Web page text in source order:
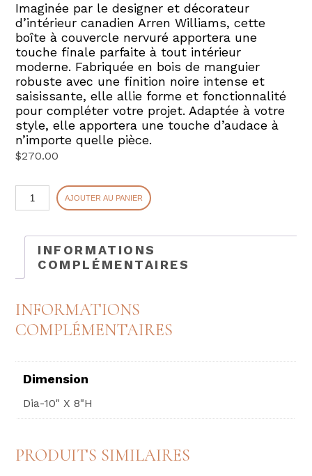
Imaginée par le designer et décorateur
d’intérieur canadien Arren Williams, cette
boîte à couvercle nervuré apportera une
touche finale parfaite à tout intérieur
moderne. Fabriquée en bois de manguier
robuste avec une finition noire intense et
saisissante, elle allie forme et fonctionnalité
pour compléter votre projet. Adaptée à votre
style, elle apportera une touche d’audace à
n’importe quelle pièce.
$270.00
quantité
de
AJOUTER AU PANIER
INFORMATIONS
COMPLÉMENTAIRES
INFORMATIONS
COMPLÉMENTAIRES
Dimension
Dia-10" X 8"H
PRODUITS SIMILAIRES